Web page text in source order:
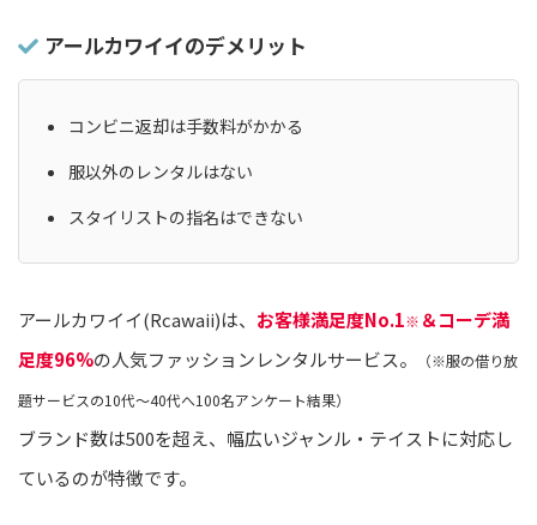
アールカワイイのデメリット
コンビニ返却は手数料がかかる
服以外のレンタルはない
スタイリストの指名はできない
アールカワイイ(Rcawaii)は、 お客様満足度No.1※ ＆コーデ満
足度96%の人気ファッションレンタルサービス。
（※服の借り放
題サービスの10代〜40代へ100名アンケート結果）
ブランド数は500を超え、幅広いジャンル・テイストに対応し
ているのが特徴です。